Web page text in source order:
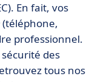
En fait, vos
(téléphone,
professionnel.
des
tous nos